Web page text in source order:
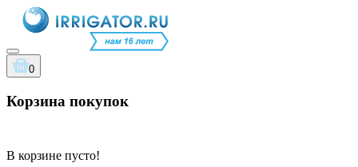
0
Корзина покупок
В корзине пусто!